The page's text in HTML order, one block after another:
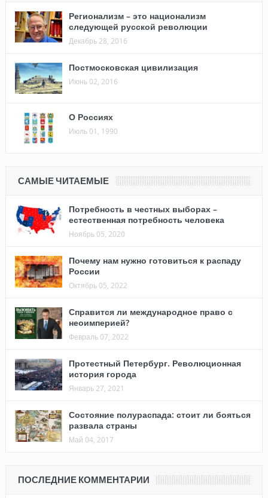
Регионализм – это национализм
следующей русской революции
Декабрь 28, 2016
Постмосковская цивилизация
Июнь 02, 2016
О Россиях
Июль 01, 1990
САМЫЕ ЧИТАЕМЫЕ
Потребность в честных выборах –
естественная потребность человека
Ноябрь 05, 2020
Почему нам нужно готовиться к распаду
России
Октябрь 05, 2022
Справится ли международное право с
неоимперией?
Февраль 07, 2022
Протестный Петербург. Революционная
история города
Январь 27, 2021
Состояние полураспада: стоит ли бояться
развала страны
Май 04, 2017
ПОСЛЕДНИЕ КОММЕНТАРИИ